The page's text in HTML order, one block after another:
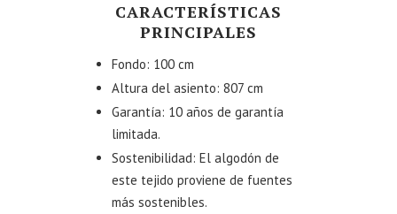
CARACTERÍSTICAS
PRINCIPALES
Fondo: 100 cm
Altura del asiento: 807 cm
Garantía: 10 años de garantía
limitada.
Sostenibilidad: El algodón de
este tejido proviene de fuentes
más sostenibles.